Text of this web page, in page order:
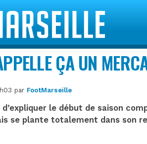
ÇA UN
par FootMarseille
le début de saison
se plante totalement dans son